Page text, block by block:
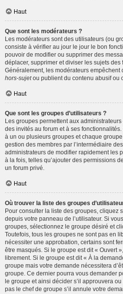
Haut
Que sont les modérateurs ?
Les modérateurs sont des utilisateurs (ou
consiste à vérifier au jour le jour le bon
pouvoir de modifier ou supprimer des
déplacer, supprimer et diviser les sujets des
Généralement, les modérateurs empêchent
hors-sujetou publient du contenu abusif ou
Haut
Que sont les groupes d’utilisateurs ?
Les groupes permettent aux
des invités au forum et à ses
à un ou plusieurs groupes et chaque
gestion des membres par l’intermédiaire
administrateurs de modifier rapidement les
à la fois, telles qu’ajouter des permissions
un forum privé.
Haut
Où trouver la liste des groupes
Pour consulter la liste des groupes, cliquez
depuis votre panneau de l’utilisateur. Si
groupes, sélectionnez le groupe désiré et
Toutefois, tous les groupes ne sont pas en
nécessiter une approbation, certains sont
être masqués. Si le groupe est dit « Ouvert
librement. Si le groupe est dit « À la
groupe mais votre demande nécessitera
groupe. Ce dernier pourra vous demander
le groupe et ainsi décider s’il approuvera
pas le chef de groupe s’il annule votre